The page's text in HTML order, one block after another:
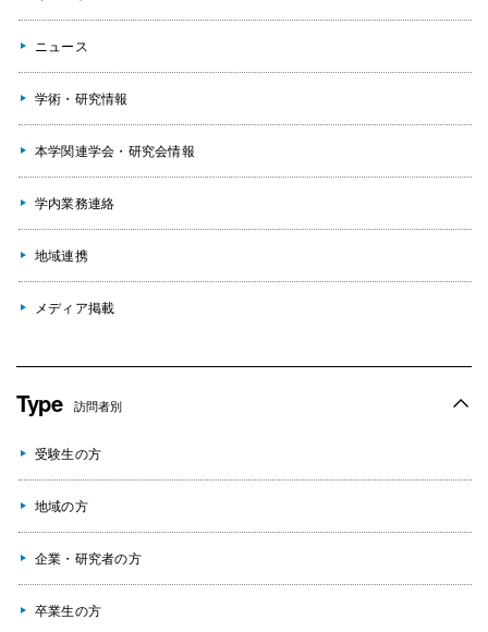
ニュース
学術・研究情報
本学関連学会・研究会情報
学内業務連絡
地域連携
メディア掲載
Type 訪問者別
受験生の方
地域の方
企業・研究者の方
卒業生の方